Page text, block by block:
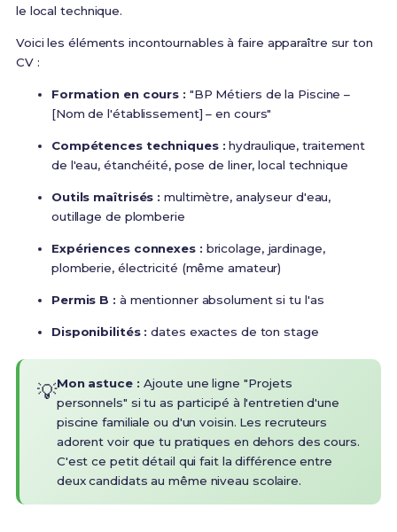
le local technique.
Voici les éléments incontournables à faire apparaître sur ton
CV :
Formation en cours : "BP Métiers de la Piscine –
[Nom de l'établissement] – en cours"
Compétences techniques : hydraulique, traitement
de l'eau, étanchéité, pose de liner, local technique
Outils maîtrisés : multimètre, analyseur d'eau,
outillage de plomberie
Expériences connexes : bricolage, jardinage,
plomberie, électricité (même amateur)
Permis B : à mentionner absolument si tu l'as
Disponibilités : dates exactes de ton stage
💡Mon astuce : Ajoute une ligne "Projets
personnels" si tu as participé à l'entretien d'une
piscine familiale ou d'un voisin. Les recruteurs
adorent voir que tu pratiques en dehors des cours.
C'est ce petit détail qui fait la différence entre
deux candidats au même niveau scolaire.